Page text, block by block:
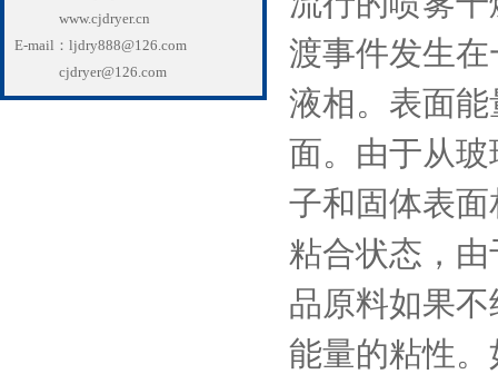
www.cjdryer.cn
E-mail：ljdry888@126.com
cjdryer@126.com
渡事件发生
液相。表面
面。由于从
子和固体表
粘合状态，
品原料如果
能量的粘性